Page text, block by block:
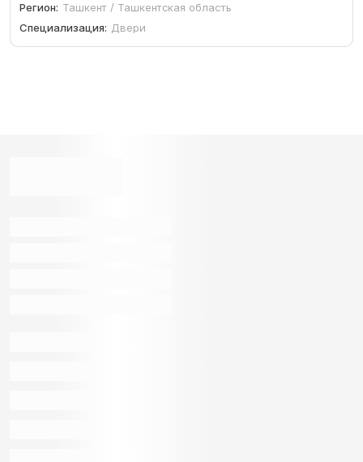
Регион: Ташкент / Ташкентская область
Специализация: Двери